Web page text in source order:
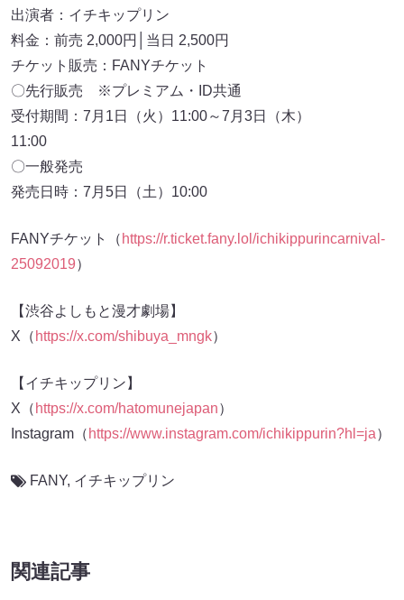
出演者：イチキップリン
料金：前売 2,000円│当日 2,500円
チケット販売：FANYチケット
〇先行販売 ※プレミアム・ID共通
受付期間：7月1日（火）11:00～7月3日（木）
11:00
〇一般発売
発売日時：7月5日（土）10:00
FANYチケット（ https://r.ticket.fany.lol/ichikippurincarnival-
25092019）
【渋谷よしもと漫才劇場】
X（ https://x.com/shibuya_mngk）
【イチキップリン】
X（ https://x.com/hatomunejapan）
Instagram（ https://www.instagram.com/ichikippurin?hl=ja）
FANY, イチキップリン
関連記事